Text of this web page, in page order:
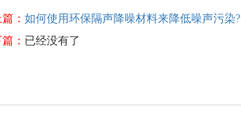
篇： 如何使用环保隔声降噪材料来降低噪声污染?
篇： 已经没有了